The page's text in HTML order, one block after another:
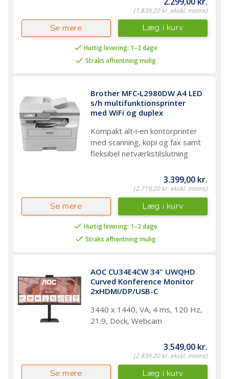
(1.839,20 kr. ekskl. moms)
Hurtig levering: 1–2 dage
Straks afhentning mulig
Læg i kurv
Se mere
Brother MFC‑L2980DW A4 LED
s/h multifunktionsprinter
med WiFi og duplex
Kompakt alt‑i‑en kontorprinter
med scanning, kopi og fax samt
fleksibel netværkstilslutning
3.399,00 kr.
(2.719,20 kr. ekskl. moms)
Hurtig levering: 1–2 dage
Straks afhentning mulig
Læg i kurv
Se mere
AOC CU34E4CW 34" UWQHD
Curved Konference Monitor
2xHDMI/DP/USB-C
3440 x 1440, VA, 4 ms, 120 Hz,
21:9, Dock, Webcam
3.549,00 kr.
(2.839,20 kr. ekskl. moms)
Læg i kurv
Se mere